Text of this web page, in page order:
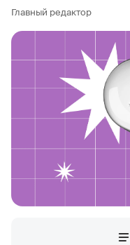
Главный редактор